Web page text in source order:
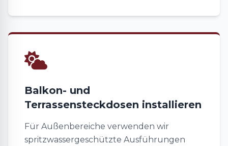
Balkon- und
Terrassensteckdosen installieren
Für Außenbereiche verwenden wir
spritzwassergeschützte Ausführungen